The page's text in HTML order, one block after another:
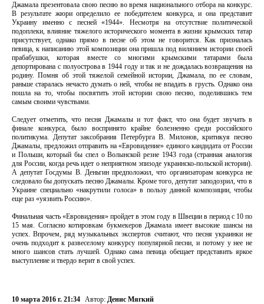
Джамала презентовала свою песню во время национального отбора на конкурс.
В результате жюри определило ее победителем конкурса, и она представит
Украину именно с песней «1944». Несмотря на отсутствие политической
подоплеки, влияние тяжелого исторического момента в жизни крымских татар
присутствует, однако прямо в песне об этом не говорится. Как призналась
певица, к написанию этой композиции она пришла под вилянием истории своей
прабабушки, которая вместе со многими крымскими татарами была
депортирована с полуострова в 1944 году и так и не дождалась возвращения на
родину. Помня об этой тяжелой семейной истории, Джамала, по ее словам,
раньше старалась нечасто думать о ней, чтобы не впадать в грусть. Однако она
пошла на то, чтобы посвятить этой истории свою песню, поделившись тем
самым своими чувствами.
Следует отметить, что песня Джамалы и тот факт, что она будет звучать в
финале конкурса, было воспринято крайне болезненно среди российского
политикума. Депутат заксобрания Петербурга В. Милонов, критикуя песню
Джамалы, предложил отправить на «Евровидение» единого кандидата от России
и Польши, который бы спел о Волынской резне 1943 года (странная аналогия
для России, когда речь идет о неприятном эпизоде украинско-польской истории).
А депутат Госдумы В. Деньгин предположил, что организаторам конкурса не
следовало бы допускать песню Джамалы. Кроме того, депутат заподозрил, что в
Украине специально «накрутили голоса» в пользу данной композиции, чтобы
еще раз «уязвить Россию».
Финальная часть «Евровидения» пройдет в этом году в Швеции в период с 10 по
15 мая. Согласно котировкам букмекеров Джамала имеет высокие шансы на
успех. Впрочем, ряд музыкальных экспертов считают, что песня украинки не
очень подходит к развеселому конкурсу популярной песни, и потому у нее не
много шансов стать лучшей. Однако сама певица обещает представить яркое
выступление и твердо верит в свой успех.
10 марта 2016 г. 21:34 Автор: Денис Мягкий